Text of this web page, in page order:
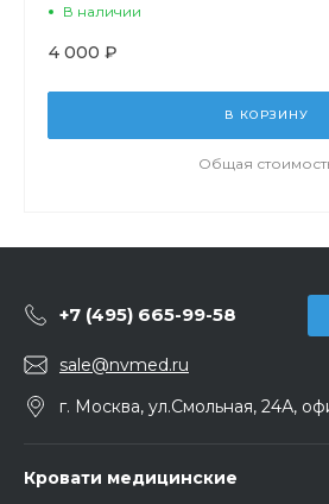
В наличии
4 000 ₽
В КОРЗИНУ
Общая
+7 (495) 665-99-58
sale@nvmed.ru
г. Москва, ул.Смольная, 24А,
Кровати медицинские